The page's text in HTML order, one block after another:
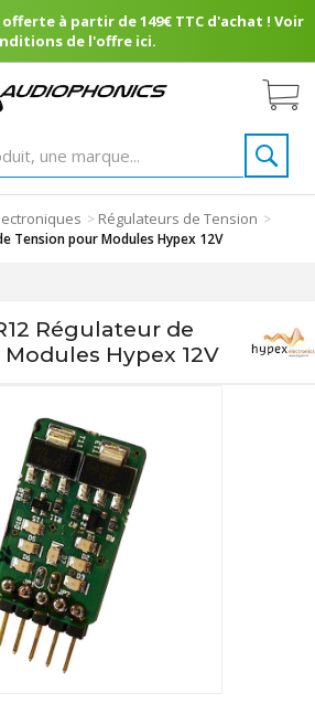
à partir de 149€ TTC d'achat ! Voir
de l'offre ici.
> Régulateurs de Tension >
Tension pour Modules Hypex 12V
Régulateur de
Hypex 12V